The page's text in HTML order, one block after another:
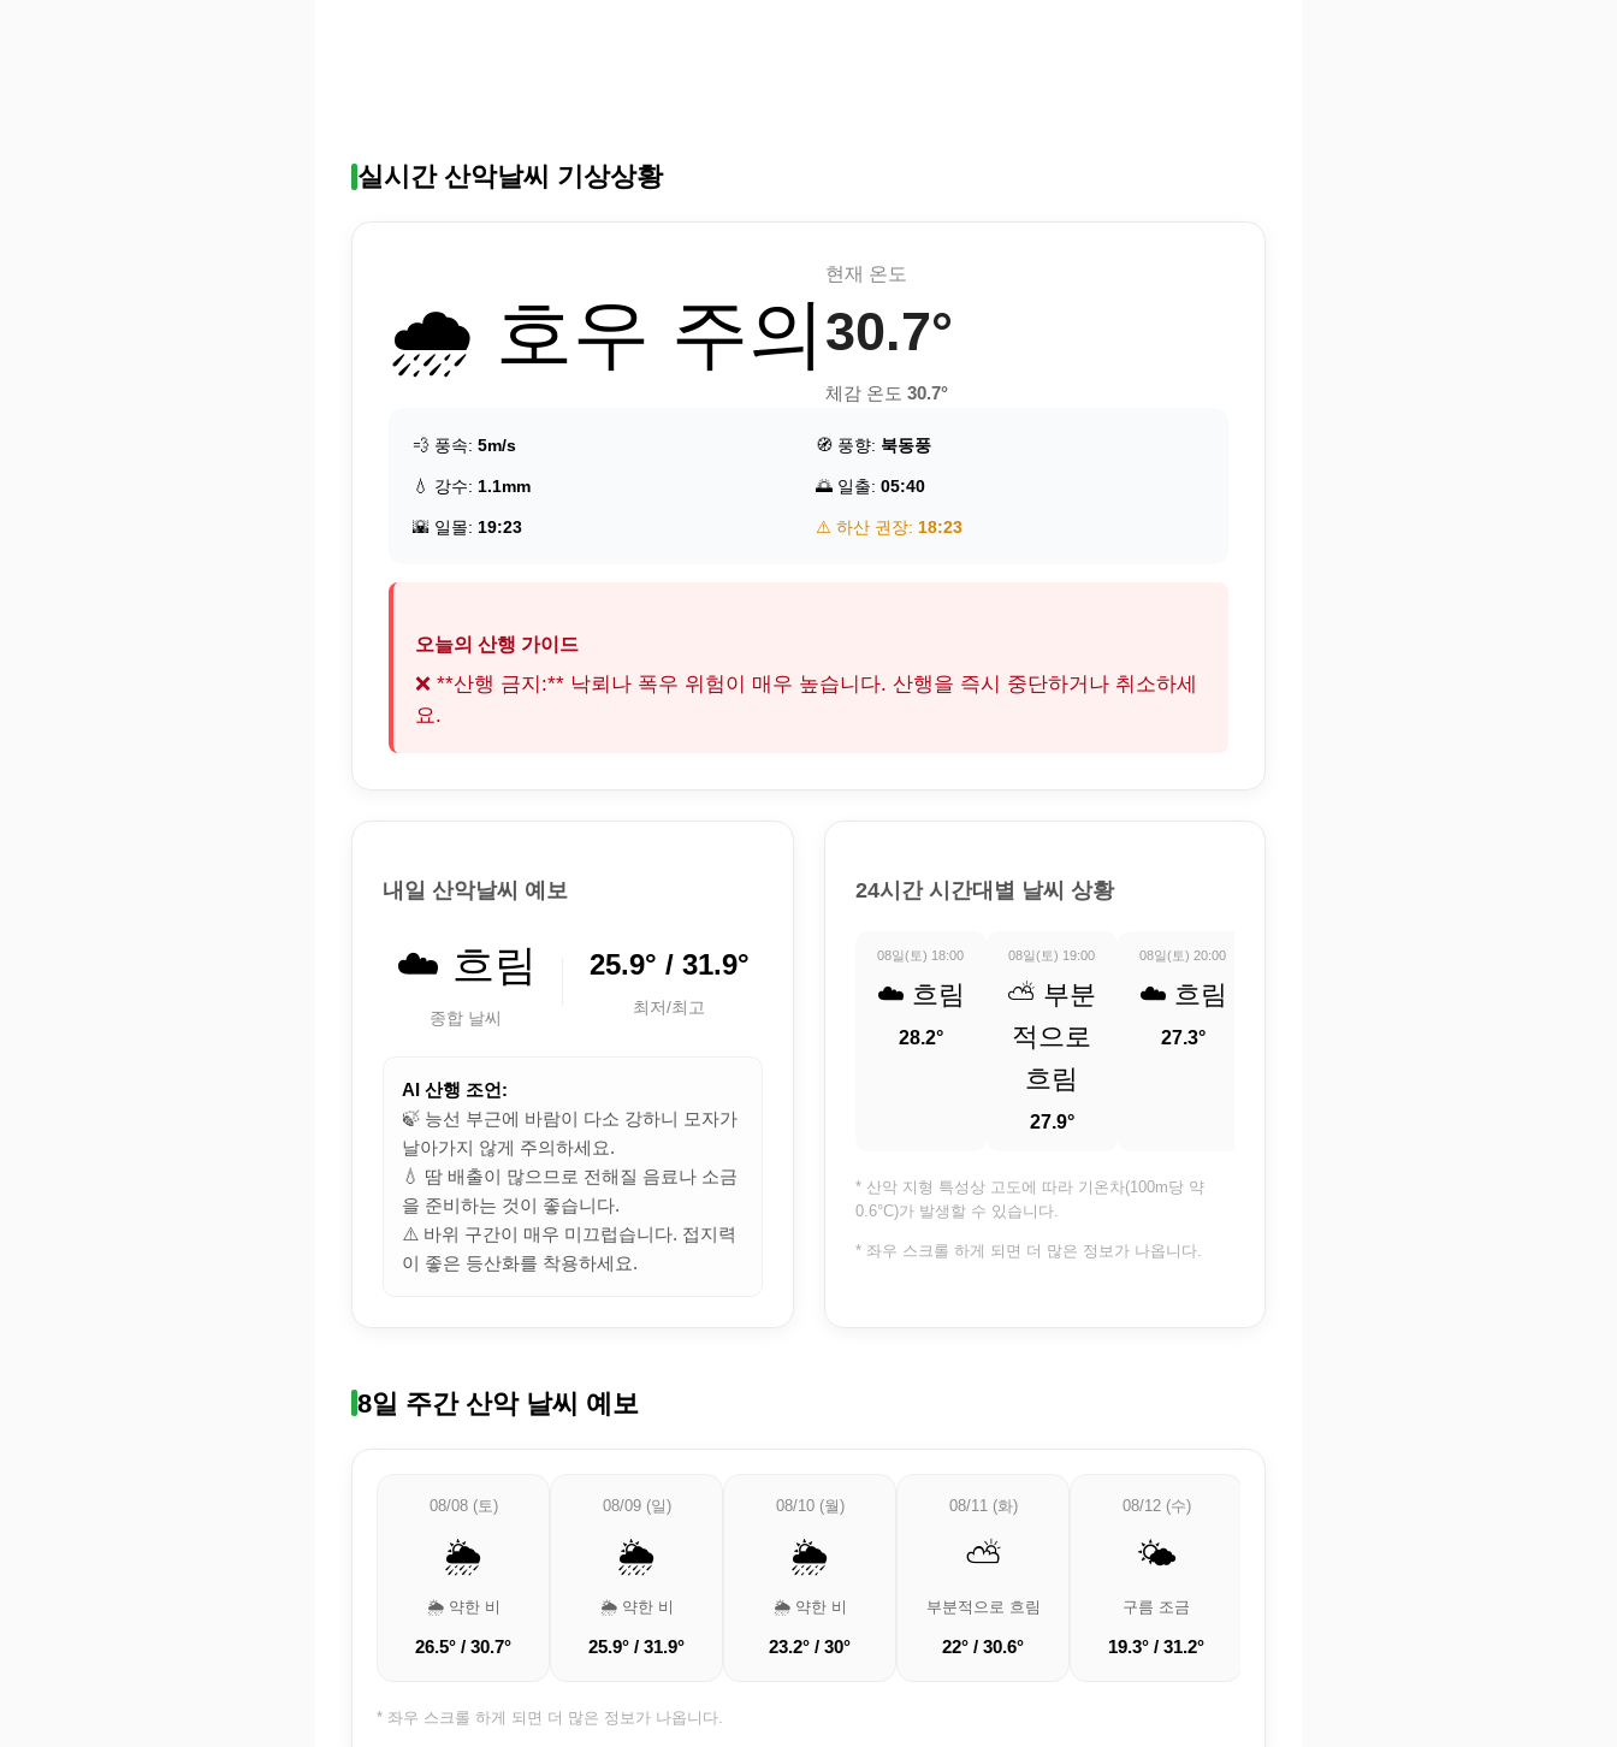
실시간 산악날씨 기상상황
🌧️ 호우 주의
현재 온도
30.7°
체감 온도 30.7°
💨 풍속: 5m/s 🧭 풍향: 북동풍
💧 강수: 1.1mm 🌅 일출: 05:40
🌇 일몰: 19:23 ⚠️ 하산 권장: 18:23
오늘의 산행 가이드
❌ **산행 금지:** 낙뢰나 폭우 위험이 매우 높습니다. 산행을 즉시 중단하거나 취소하세
요.
내일 산악날씨 예보
☁️ 흐림
종합 날씨
25.9° / 31.9°
최저/최고
AI 산행 조언:
🍃 능선 부근에 바람이 다소 강하니 모자가
날아가지 않게 주의하세요.
💧 땀 배출이 많으므로 전해질 음료나 소금
을 준비하는 것이 좋습니다.
⚠️ 바위 구간이 매우 미끄럽습니다. 접지력
이 좋은 등산화를 착용하세요.
24시간 시간대별 날씨 상황
08일(토) 18:00
☁️ 흐림
28.2°
08일(토) 19:00
⛅ 부분
적으로
흐림
27.9°
08일(토) 20:00
☁️ 흐림
27.3°
* 산악 지형 특성상 고도에 따라 기온차(100m당 약
0.6°C)가 발생할 수 있습니다.
* 좌우 스크롤 하게 되면 더 많은 정보가 나옵니다.
8일 주간 산악 날씨 예보
08/08 (토)
🌦️
🌦️ 약한 비
26.5° / 30.7°
08/09 (일)
🌦️
🌦️ 약한 비
25.9° / 31.9°
08/10 (월)
🌦️
🌦️ 약한 비
23.2° / 30°
08/11 (화)
⛅
부분적으로 흐림
22° / 30.6°
08/12 (수)
🌤️
구름 조금
19.3° / 31.2°
* 좌우 스크롤 하게 되면 더 많은 정보가 나옵니다.